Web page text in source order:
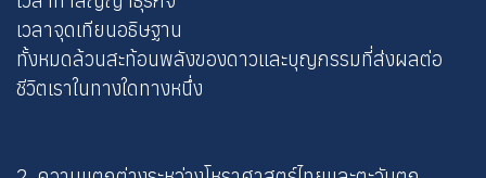
เวลาจุดเทียนอธิษฐาน
ทั้งหมดล้วนสะท้อนพลังของดาวและบุญกรรมที่ส่งผลต่อ
ชีวิตเราในทางใดทางหนึ่ง